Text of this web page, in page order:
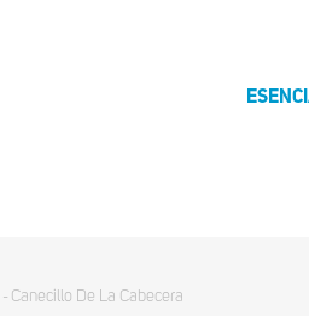
- Canecillo De La Cabecera